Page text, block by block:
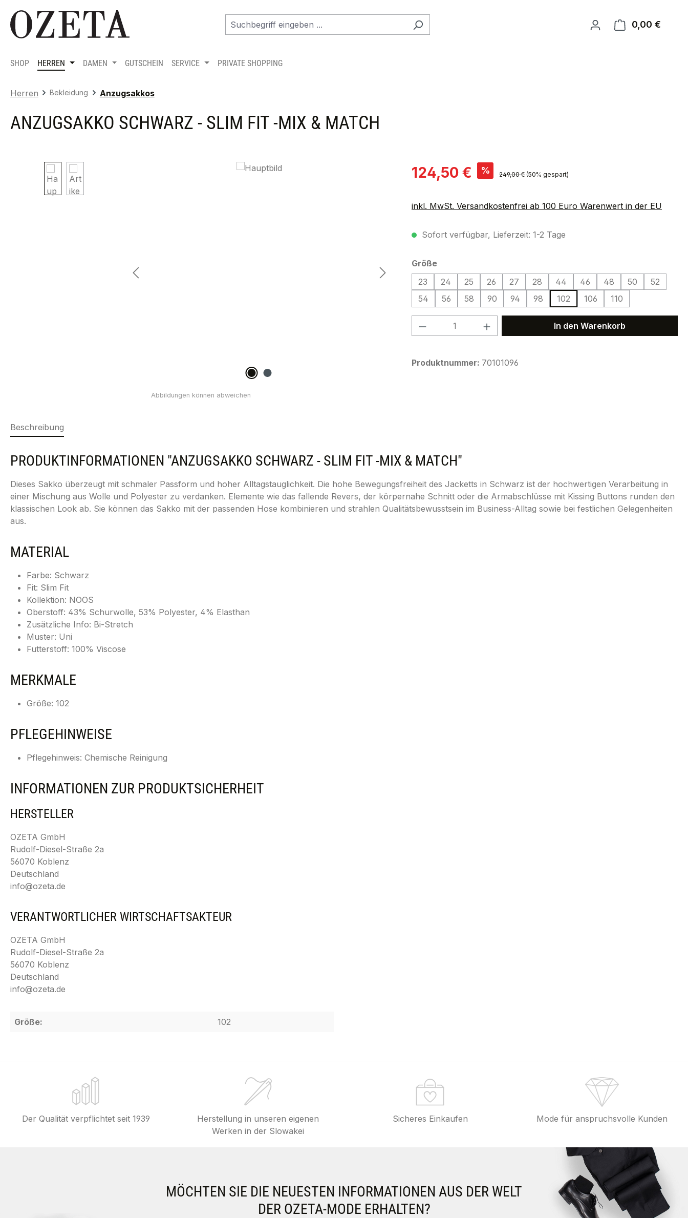
Hauptinhalt springen
Zur Suche springen
Zur Hauptnavigation springen
0,00 €
SHOP HERREN DAMEN GUTSCHEIN SERVICE PRIVATE SHOPPING
Herren Bekleidung Anzugsakkos
ANZUGSAKKO SCHWARZ - SLIM FIT -MIX & MATCH
Bildergalerie überspringen Verkaufspreis:
124,50 € % Regulärer Preis:
249,00 € (50% gespart)
inkl. MwSt. Versandkostenfrei ab 100 Euro Warenwert in der EU
Sofort verfügbar, Lieferzeit: 1-2 Tage
Größeauswählen
23
24 25 26 27 28 44 46 48 50
52
54
56 58 90 94 98 102 106 110
Produkt Anzahl: Gib den gewünschten Wert
In den Warenkorb
Produktnummer: 70101096
Beschreibung
PRODUKTINFORMATIONEN "ANZUGSAKKO SCHWARZ - SLIM FIT -MIX & MATCH"
Dieses Sakko überzeugt mit schmaler Passform und hoher Alltagstauglichkeit. Die hohe Bewegungsfreiheit des Jacketts in Schwarz ist der hochwertigen Verarbeitung in
einer Mischung aus Wolle und Polyester zu verdanken. Elemente wie das fallende Revers, der körpernahe Schnitt oder die Armabschlüsse mit Kissing Buttons runden den
klassischen Look ab. Sie können das Sakko mit der passenden Hose kombinieren und strahlen Qualitätsbewusstsein im Business-Alltag sowie bei festlichen Gelegenheiten
aus.
MATERIAL
Farbe: Schwarz
Fit: Slim Fit
Kollektion: NOOS
Oberstoff: 43% Schurwolle, 53% Polyester, 4% Elasthan
Zusätzliche Info: Bi-Stretch
Muster: Uni
Futterstoff: 100% Viscose
MERKMALE
Größe: 102
PFLEGEHINWEISE
Pflegehinweis: Chemische Reinigung
INFORMATIONEN ZUR PRODUKTSICHERHEIT
HERSTELLER
OZETA GmbH
Rudolf-Diesel-Straße 2a
56070 Koblenz
Deutschland
info@ozeta.de
VERANTWORTLICHER WIRTSCHAFTSAKTEUR
OZETA GmbH
Rudolf-Diesel-Straße 2a
56070 Koblenz
Deutschland
info@ozeta.de
Größe: 102
Der Qualität verpflichtet seit 1939
Herstellung in unseren eigenen
Werken in der Slowakei
Sicheres Einkaufen Mode für anspruchsvolle Kunden
MÖCHTEN SIE DIE NEUESTEN INFORMATIONEN AUS DER WELT
DER OZETA-MODE ERHALTEN?